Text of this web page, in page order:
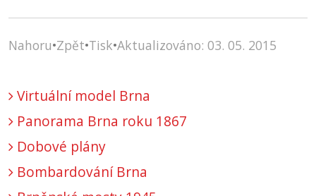
Nahoru•Zpět•Tisk•Aktualizováno: 03. 05. 2015
Virtuální model Brna
Panorama Brna roku 1867
Dobové plány
Bombardování Brna